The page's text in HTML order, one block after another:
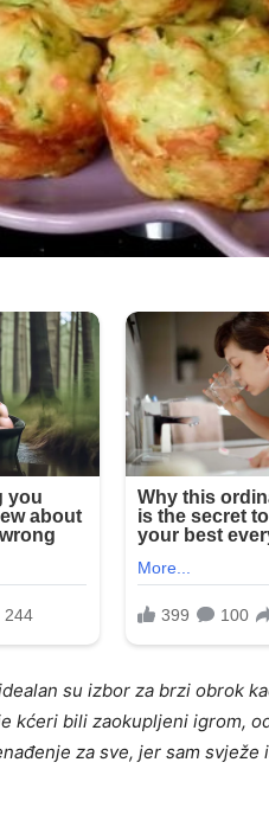
su izbor za brzi obrok
kćeri bili zaokupljeni igrom,
za sve, jer sam